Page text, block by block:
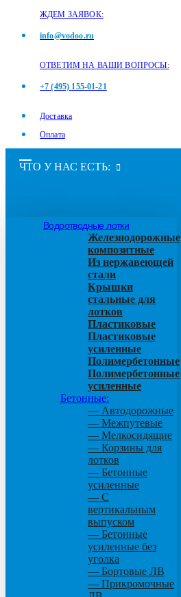
ЖДЕМ ЗАЯВОК:
info@vodoo.ru
ОТВЕТИМ НА ВАШИ ВОПРОСЫ:
+7 (495) 155-01-21
Доставка
Оплата
ЧТО У НАС ЕСТЬ:
Водоотводные лотки
Железнодорожные
композитные
Из нержавеющей
стали
Крышки
стальные для
лотков
Пластиковые
Пластиковые
усиленные
Полимербетонные
Полимербетонные
усиленные
Бетонные:
— Автодорожные
— Межпутевые
— Мелкосидящие
— Корзины для
лотков
— Бетонные
усиленные
— С
вертикальным
выпуском
— Бетонные
усиленные без
уголка
— Бортовые ЛВ
— Прикромочные